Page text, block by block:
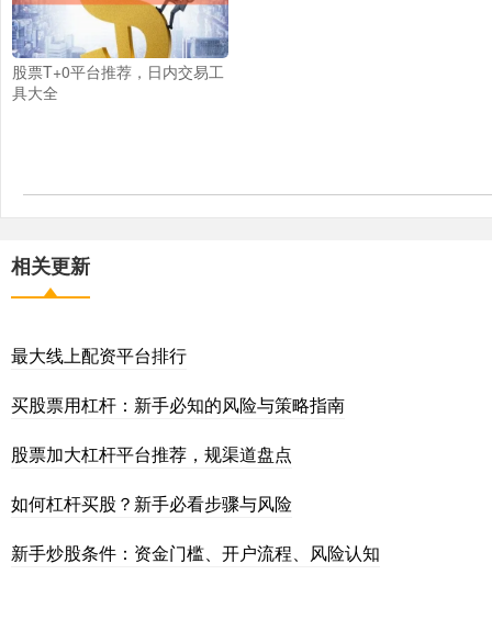
股票T+0平台推荐，日内交易工
具大全
相关更新
最大线上配资平台排行
买股票用杠杆：新手必知的风险与策略指南
股票加大杠杆平台推荐，规渠道盘点
如何杠杆买股？新手必看步骤与风险
新手炒股条件：资金门槛、开户流程、风险认知